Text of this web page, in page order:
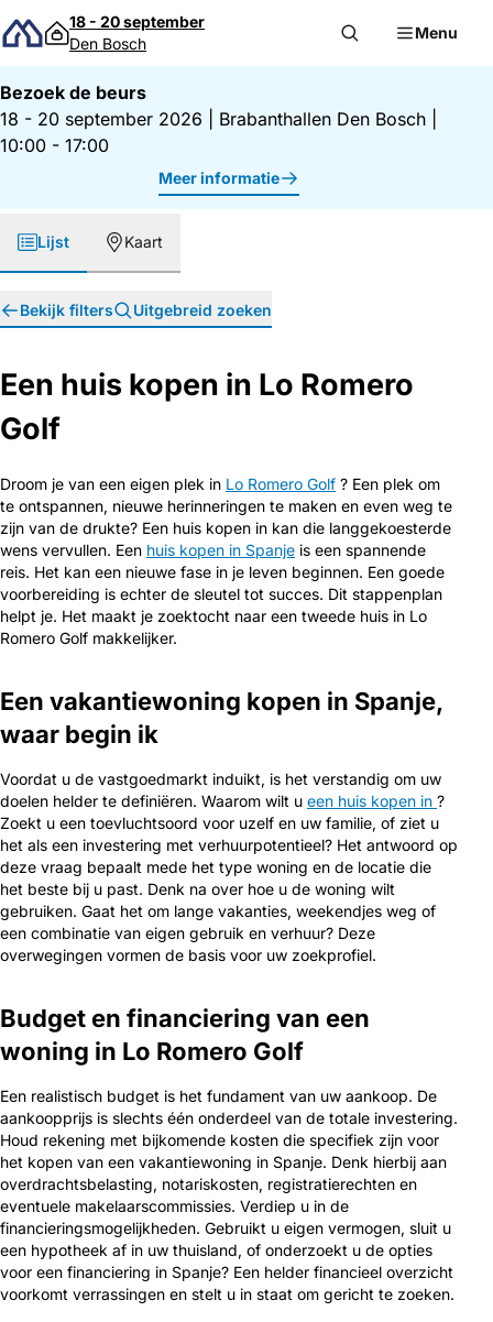
Direct naar inhoud
18 - 20 september
Den Bosch
Menu
Bezoek de beurs
18 - 20 september 2026
Brabanthallen Den Bosch
10:00 - 17:00
Meer informatie
Lijst Kaart
Bekijk filters Uitgebreid zoeken
Een huis kopen in Lo Romero
Golf
Droom je van een eigen plek in Lo Romero Golf ? Een plek om
te ontspannen, nieuwe herinneringen te maken en even weg te
zijn van de drukte? Een huis kopen in kan die langgekoesterde
wens vervullen. Een huis kopen in Spanje is een spannende
reis. Het kan een nieuwe fase in je leven beginnen. Een goede
voorbereiding is echter de sleutel tot succes. Dit stappenplan
helpt je. Het maakt je zoektocht naar een tweede huis in Lo
Romero Golf makkelijker.
Een vakantiewoning kopen in Spanje,
waar begin ik
Voordat u de vastgoedmarkt induikt, is het verstandig om uw
doelen helder te definiëren. Waarom wilt u een huis kopen in ?
Zoekt u een toevluchtsoord voor uzelf en uw familie, of ziet u
het als een investering met verhuurpotentieel? Het antwoord op
deze vraag bepaalt mede het type woning en de locatie die
het beste bij u past. Denk na over hoe u de woning wilt
gebruiken. Gaat het om lange vakanties, weekendjes weg of
een combinatie van eigen gebruik en verhuur? Deze
overwegingen vormen de basis voor uw zoekprofiel.
Budget en financiering van een
woning in Lo Romero Golf
Een realistisch budget is het fundament van uw aankoop. De
aankoopprijs is slechts één onderdeel van de totale investering.
Houd rekening met bijkomende kosten die specifiek zijn voor
het kopen van een vakantiewoning in Spanje. Denk hierbij aan
overdrachtsbelasting, notariskosten, registratierechten en
eventuele makelaarscommissies. Verdiep u in de
financieringsmogelijkheden. Gebruikt u eigen vermogen, sluit u
een hypotheek af in uw thuisland, of onderzoekt u de opties
voor een financiering in Spanje? Een helder financieel overzicht
voorkomt verrassingen en stelt u in staat om gericht te zoeken.